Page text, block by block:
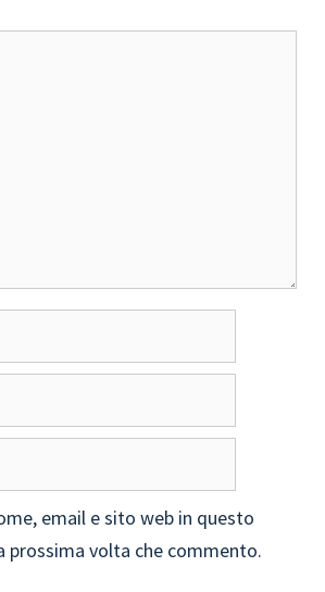
email e sito web in questo
prossima volta che commento.